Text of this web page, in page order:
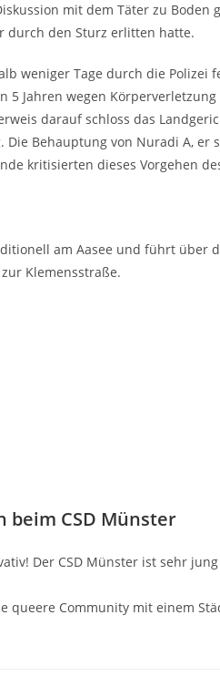
mit dem Täter zu Boden
durch den Sturz erlitten hatte.
weniger Tage durch die Polizei
5 Jahren wegen
darauf schloss das
Die Behauptung von Nuradi A,
kritisierten dieses Vorgehen
am Aasee und führt über
Klemensstraße.
beim CSD Münster
Der CSD Münster ist sehr
queere Community mit einem